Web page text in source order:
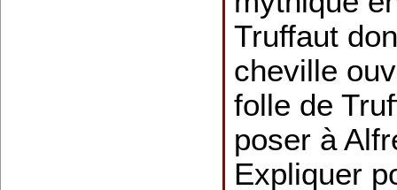
Truffaut
cheville
folle de
poser à
Expliquer